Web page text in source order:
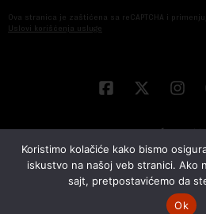
Ova stranica je zaštićena sa reCAPTCHA i
Uslovi korišćenja usluge
© 2026 NOVA EKONOMIJA | SVA PRAVA
Koristimo kolačiće kako bismo
iskustvo na našoj veb stranici. Ako
sajt, pretpostavićemo da
Ok